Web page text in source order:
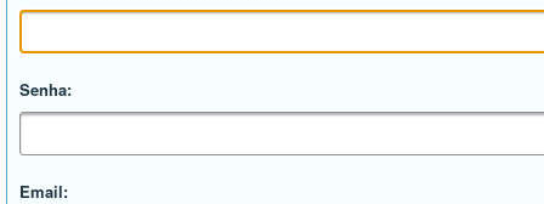
Senha:
Email: